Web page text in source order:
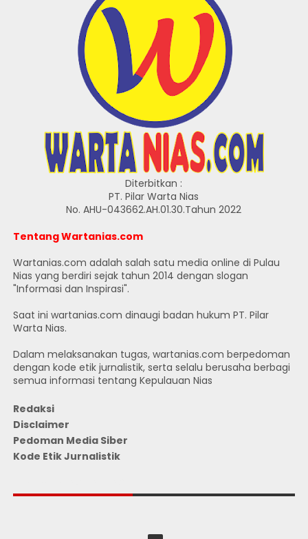
Diterbitkan :
PT. Pilar Warta Nias
No. AHU-043662.AH.01.30.Tahun 2022
Tentang Wartanias.com
Wartanias.com adalah salah satu media online di Pulau
Nias yang berdiri sejak tahun 2014 dengan slogan
"Informasi dan Inspirasi".
Saat ini wartanias.com dinaugi badan hukum PT. Pilar
Warta Nias.
Dalam melaksanakan tugas, wartanias.com berpedoman
dengan kode etik jurnalistik, serta selalu berusaha berbagi
semua informasi tentang Kepulauan Nias
Redaksi
Disclaimer
Pedoman Media Siber
Kode Etik Jurnalistik